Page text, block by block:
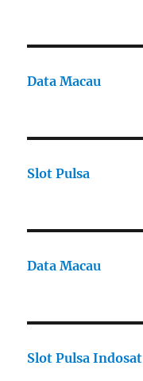
Data Macau
Slot Pulsa
Data Macau
Slot Pulsa Indosat